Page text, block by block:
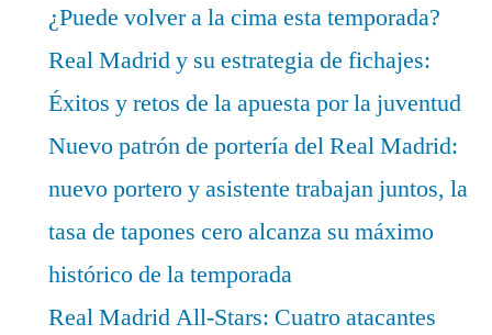
¿Puede volver a la cima esta temporada?
Real Madrid y su estrategia de fichajes:
Éxitos y retos de la apuesta por la juventud
Nuevo patrón de portería del Real Madrid:
nuevo portero y asistente trabajan juntos, la
tasa de tapones cero alcanza su máximo
histórico de la temporada
Real Madrid All-Stars: Cuatro atacantes